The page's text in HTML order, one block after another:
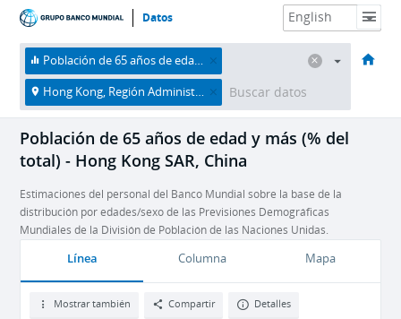
Datos
HOME Economías Temas Datos y recursos Sobre nosotros
Población de 65 años de edad y más (% del total)
Hong Kong, Región Administrativa Especial
Población de 65 años de edad y más (% del
total) - Hong Kong SAR, China
Estimaciones del personal del Banco Mundial sobre la base de la
distribución por edades/sexo de las Previsiones Demográficas
Mundiales de la División de Población de las Naciones Unidas.
Línea Columna Mapa
Mostrar también Compartir Detalles